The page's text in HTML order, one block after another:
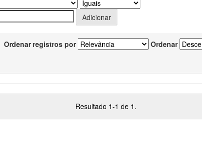
Ordenar registros por Ordenar
Resultado 1-1 de 1.